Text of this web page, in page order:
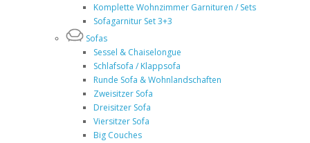
Komplette Wohnzimmer Garnituren / Sets
Sofagarnitur Set 3+3
Sofas
Sessel & Chaiselongue
Schlafsofa / Klappsofa
Runde Sofa & Wohnlandschaften
Zweisitzer Sofa
Dreisitzer Sofa
Viersitzer Sofa
Big Couches